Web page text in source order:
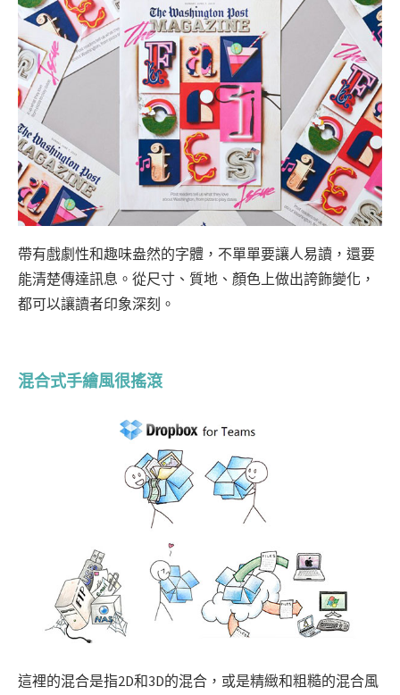
帶有戲劇性和趣味盎然的字體，不單單要讓人易讀，還要
能清楚傳達訊息。從尺寸、質地、顏色上做出誇飾變化，
都可以讓讀者印象深刻。
混合式手繪風很搖滾
這裡的混合是指2D和3D的混合，或是精緻和粗糙的混合風